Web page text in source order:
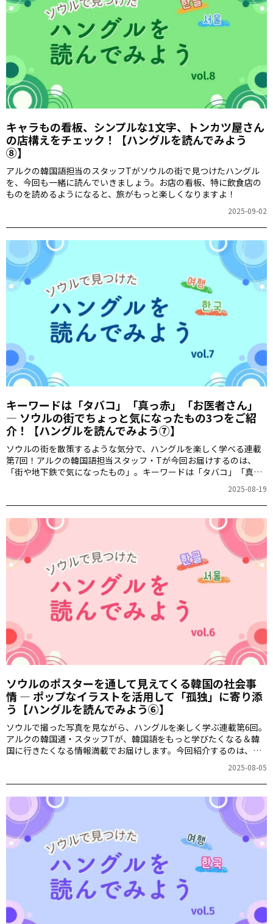
キャラもの看板、シンプルな1文字、トンカツ屋さん
の店構えをチェック！【ハングルを読んでみよう
⑧】
アルクの韓国語担当のスタッフTがソウルの街で見つけたハングル
を、今回も一緒に読んでいきましょう。お店の看板、特に飲食店の
ものを読めるようになると、旅がもっと楽しくなりますよ！
2025-09-02
キーワードは「タバコ」「真っ赤」「お医者さん」
― ソウルの街でちょっと気になったもの3つをご紹
介！【ハングルを読んでみよう⑦】
ソウルの街を散策するような気分で、ハングルを楽しく学べる連載
第7回！アルクの韓国語担当スタッフ・Tが今回お届けするのは、
「街や地下鉄で気になったもの」。キーワードは「タバコ」「真っ
赤」「お医者さん」です。さて、どんなことが書いてあるのでしょ
2025-08-19
ソウルのポスターを通して見えてくる韓国の社会事
情 ― ポップなイラストを活用して「孤独」に寄り添
う【ハングルを読んでみよう⑥】
ソウルで撮った写真を見ながら、ハングルを楽しく学ぶ連載第6回。
アルクの韓国通・スタッフTが、韓国語をもっと学びたくなる＆韓
国に行きたくなる情報満載でお届けします。今回紹介するのは、ス
タッフTがソウルの街を歩きながら見つけたポスターです！2025-08-05